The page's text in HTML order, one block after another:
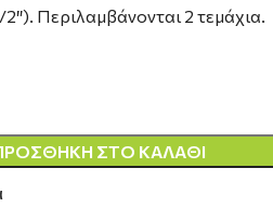
Περιλαμβάνονται 2 τεμάχια.
ΣΤΟ ΚΑΛΆΘΙ